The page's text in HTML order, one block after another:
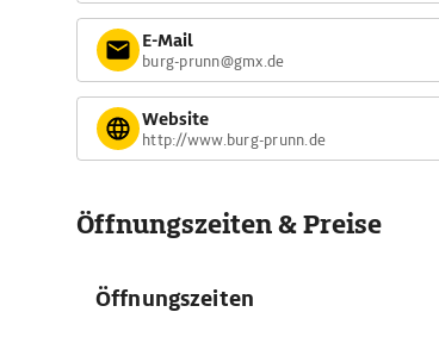
E-Mail
burg-prunn@gmx.de
Website
http://www.burg-prunn.de
Öffnungszeiten & Preise
Öffnungszeiten